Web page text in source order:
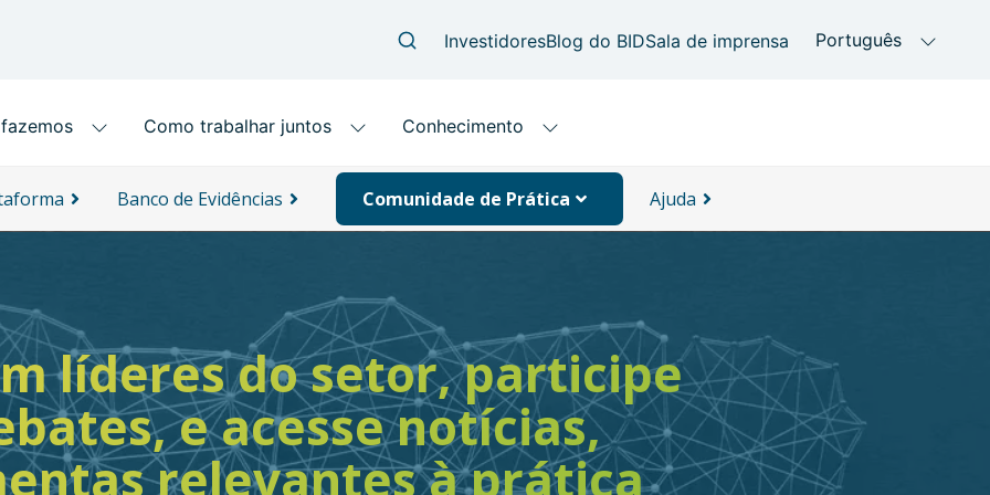
Banco de Evidências Comunidade de Prática Ajuda
líderes do setor, participe
e acesse notícias,
relevantes à prática